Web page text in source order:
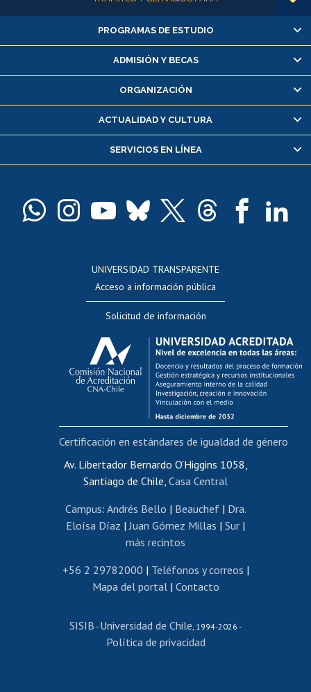
Alumnas/os y exalumnas/os
Matrícula en línea
Inscripción y cambio de asignaturas
Consulta y certificado de notas
Servicio médico y dental
Pago de arancel y crédito alumnos
Docentes
Evaluación docente
Calificación académica
Postulación al AUCAI
Funcionarias/os
Cursos internos de capacitación
Bienestar del personal
Portal de movilidad interna
Certificado de renta
Certificado de renta honorarios
Editar páginas blancas
Extranjeras/os
Revalidación y reconocimiento de títulos
Postulación al Programa de Movilidad Estudiantil
Cursos de español
PROGRAMAS DE ESTUDIO
ADMISIÓN Y BECAS
ORGANIZACIÓN
ACTUALIDAD Y CULTURA
SERVICIOS EN LÍNEA
UNIVERSIDAD TRANSPARENTE
Acceso a información pública
Solicitud de información
Av. Libertador Bernardo O'Higgins 1058,
Santiago de Chile, Casa Central
Campus: Andrés Bello | Beauchef| Dra.
Eloísa Díaz |Juan Gómez Millas | Sur |
más recintos
+56 2 29782000 | Teléfonos y correos |
Mapa del portal| Contacto
SISIB - Universidad de Chile, 1994-2026 -
Política de privacidad
Certificación en estándares de igualdad de género